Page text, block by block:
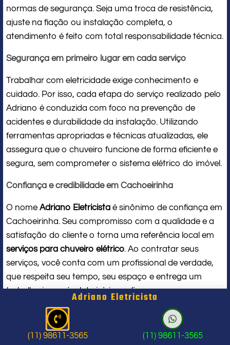
normas de segurança. Seja uma troca de resistência,
ajuste na fiação ou instalação completa, o
atendimento é feito com total responsabilidade técnica.
Segurança em primeiro lugar em cada serviço
Trabalhar com eletricidade exige conhecimento e
cuidado. Por isso, cada etapa do serviço realizado pelo
Adriano é conduzida com foco na prevenção de
acidentes e durabilidade da instalação. Utilizando
ferramentas apropriadas e técnicas atualizadas, ele
assegura que o chuveiro funcione de forma eficiente e
segura, sem comprometer o sistema elétrico do imóvel.
Confiança e credibilidade em Cachoeirinha
O nome Adriano Eletricista é sinônimo de confiança em
Cachoeirinha. Seu compromisso com a qualidade e a
satisfação do cliente o torna uma referência local em
serviços para chuveiro elétrico. Ao contratar seus
serviços, você conta com um profissional de verdade,
que respeita seu tempo, seu espaço e entrega um
trabalho impecável do início ao fim.
Problema com chuveiro: sinais que
indicam a hora de chamar um
Adriano Eletricista
(11) 98611-3565 (11) 98611-3565